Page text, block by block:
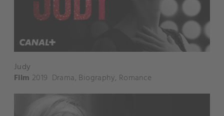
Judy
Film 2019 Drama, Biography, Romance